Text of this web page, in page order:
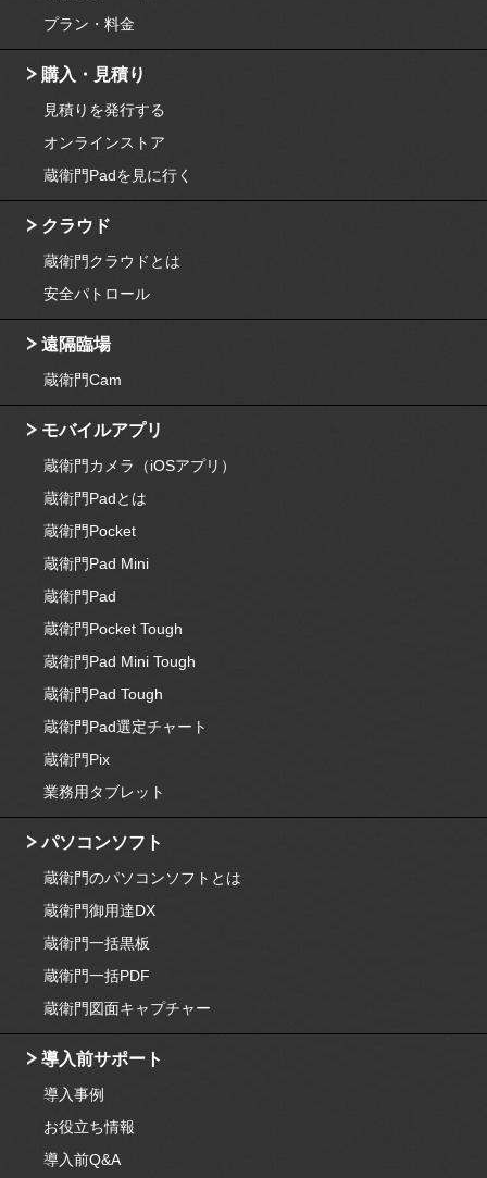
プラン・料金
購入・見積り
見積りを発行する
オンラインストア
蔵衛門Padを見に行く
クラウド
蔵衛門クラウドとは
安全パトロール
遠隔臨場
蔵衛門Cam
モバイルアプリ
蔵衛門カメラ（iOSアプリ）
蔵衛門Padとは
蔵衛門Pocket
蔵衛門Pad Mini
蔵衛門Pad
蔵衛門Pocket Tough
蔵衛門Pad Mini Tough
蔵衛門Pad Tough
蔵衛門Pad選定チャート
蔵衛門Pix
業務用タブレット
パソコンソフト
蔵衛門のパソコンソフトとは
蔵衛門御用達DX
蔵衛門一括黒板
蔵衛門一括PDF
蔵衛門図面キャプチャー
導入前サポート
導入事例
お役立ち情報
導入前Q&A